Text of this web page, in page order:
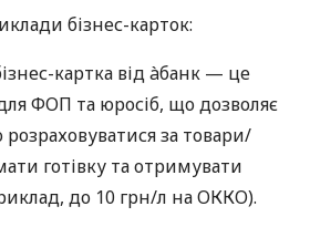
бізнес-карток:
картка від àбанк — це
ФОП та юросіб, що дозволяє
за товари/
готівку та отримувати
до 10 грн/л на ОККО).